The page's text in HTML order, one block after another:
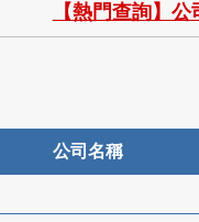
檢
索
【熱門查詢】
公司名稱